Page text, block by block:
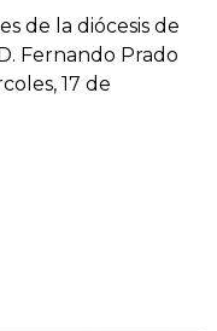
de la diócesis de
Fernando Prado
17 de